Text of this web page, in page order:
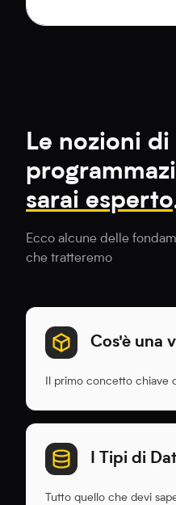
Le nozioni di
sarai esperto
Ecco alcune delle
che tratteremo
Il primo concetto chiave
Cos'è una
Tutto quello che devi
I Tipi di